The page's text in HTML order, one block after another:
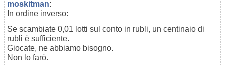
moskitman:
In ordine inverso:
Se scambiate 0,01 lotti sul conto in rubli, un centinaio di
rubli è sufficiente.
Giocate, ne abbiamo bisogno.
Non lo farò.